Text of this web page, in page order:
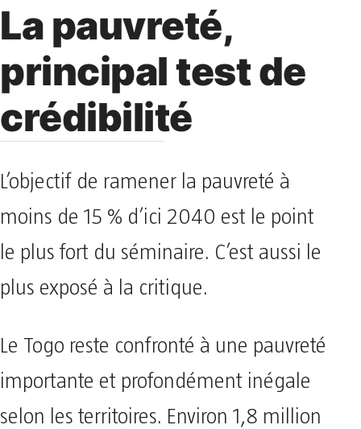
La pauvreté,
principal test de
crédibilité
L’objectif de ramener la pauvreté à
moins de 15 % d’ici 2040 est le point
le plus fort du séminaire. C’est aussi le
plus exposé à la critique.
Le Togo reste confronté à une pauvreté
importante et profondément inégale
selon les territoires. Environ 1,8 million